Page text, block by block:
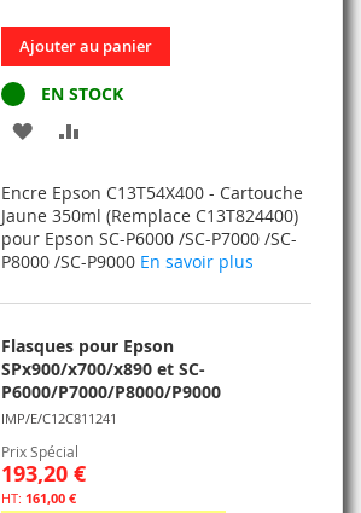
Ajouter au panier
EN STOCK
AJOUTER
MA
LISTE
D’ENVIE
COMPARATEUR
Encre Epson C13T54X400 - Cartouche
Jaune 350ml (Remplace C13T824400)
pour Epson SC-P6000 /SC-P7000 /SC-
P8000 /SC-P9000 En savoir plus
Flasques pour Epson
SPx900/x700/x890 et SC-
P6000/P7000/P8000/P9000
IMP/E/C12C811241
Prix Spécial
193,20 €
161,00 €